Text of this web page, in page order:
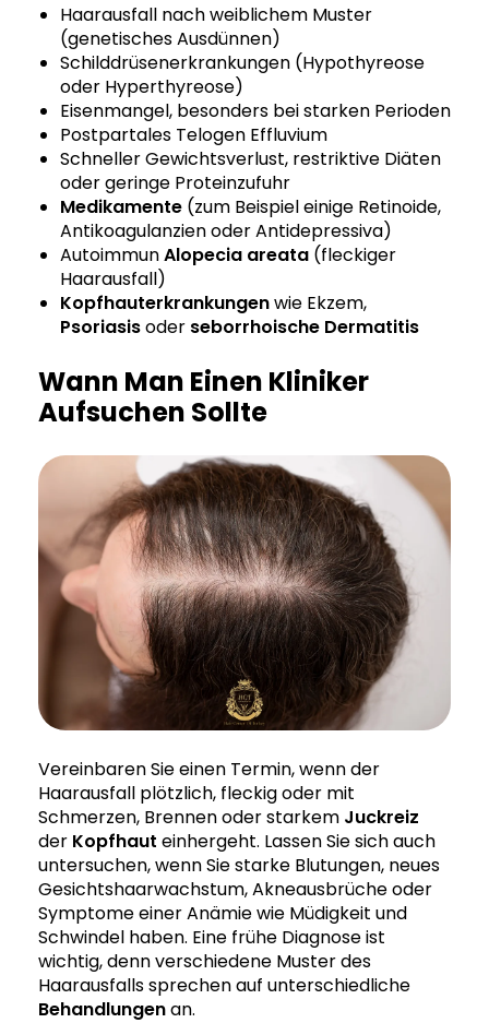
Haarausfall nach weiblichem Muster
(genetisches Ausdünnen)
Schilddrüsenerkrankungen (Hypothyreose
oder Hyperthyreose)
Eisenmangel, besonders bei starken Perioden
Postpartales Telogen Effluvium
Schneller Gewichtsverlust, restriktive Diäten
oder geringe Proteinzufuhr
Medikamente (zum Beispiel einige Retinoide,
Antikoagulanzien oder Antidepressiva)
AutoimmunAlopecia areata (fleckiger
Haarausfall)
Kopfhauterkrankungenwie Ekzem,
Psoriasisoder seborrhoische Dermatitis
Wann Man Einen Kliniker
Aufsuchen Sollte
Vereinbaren Sie einen Termin, wenn der
Haarausfall plötzlich, fleckig oder mit
Schmerzen, Brennen oder starkem Juckreiz
der Kopfhaut einhergeht. Lassen Sie sich auch
untersuchen, wenn Sie starke Blutungen, neues
Gesichtshaarwachstum, Akneausbrüche oder
Symptome einer Anämie wie Müdigkeit und
Schwindel haben. Eine frühe Diagnose ist
wichtig, denn verschiedene Muster des
Haarausfalls sprechen auf unterschiedliche
Behandlungenan.